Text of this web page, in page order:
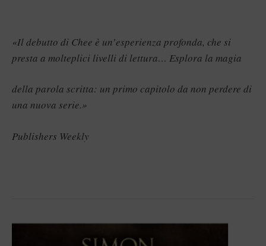
«Il debutto di Chee è un’esperienza profonda, che si
presta a molteplici livelli di lettura… Esplora la magia
della parola scritta: un primo capitolo da non perdere di
una nuova serie.»
Publishers Weekly